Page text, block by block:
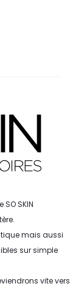
SKIN
mais aussi
sur simple
vite vers